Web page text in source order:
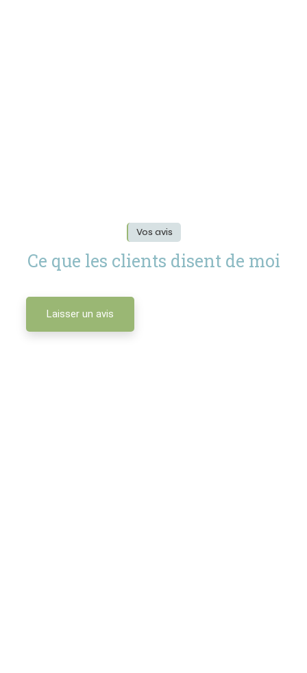
Vos avis
Ce que les clients disent de moi
Laisser un avis